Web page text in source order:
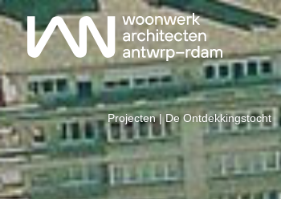
Projecten| De Ontdekkingstocht